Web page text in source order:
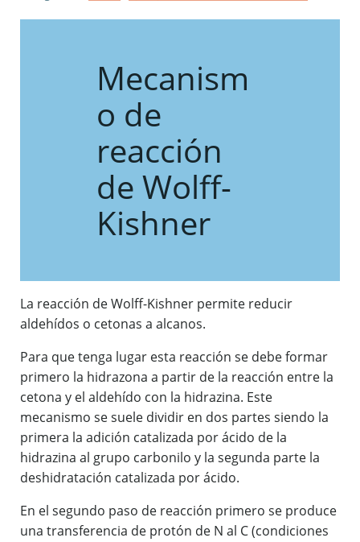
Mecanism
o de
reacción
de Wolff-
Kishner
La reacción de Wolff-Kishner permite reducir
aldehídos o cetonas a alcanos.
Para que tenga lugar esta reacción se debe formar
primero la hidrazona a partir de la reacción entre la
cetona y el aldehído con la hidrazina. Este
mecanismo se suele dividir en dos partes siendo la
primera la adición catalizada por ácido de la
hidrazina al grupo carbonilo y la segunda parte la
deshidratación catalizada por ácido.
En el segundo paso de reacción primero se produce
una transferencia de protón de N al C (condiciones